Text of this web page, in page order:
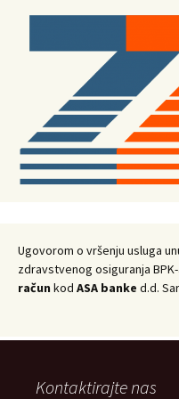
Ugovorom o vršenju usluga
zdravstvenog osiguranja
račun kod ASA banke d.d.
Kontaktirajte nas